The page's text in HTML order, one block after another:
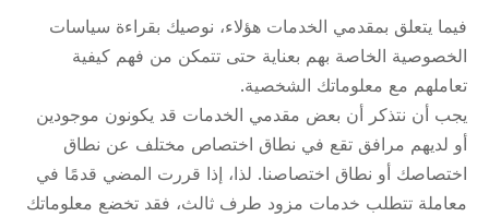
فيما يتعلق بمقدمي الخدمات هؤلاء، نوصيك بقراءة سياسات
الخصوصية الخاصة بهم بعناية حتى تتمكن من فهم كيفية
تعاملهم مع معلوماتك الشخصية.
يجب أن نتذكر أن بعض مقدمي الخدمات قد يكونون موجودين
أو لديهم مرافق تقع في نطاق اختصاص مختلف عن نطاق
اختصاصك أو نطاق اختصاصنا. لذا، إذا قررت المضي قدمًا في
معاملة تتطلب خدمات مزود طرف ثالث، فقد تخضع معلوماتك